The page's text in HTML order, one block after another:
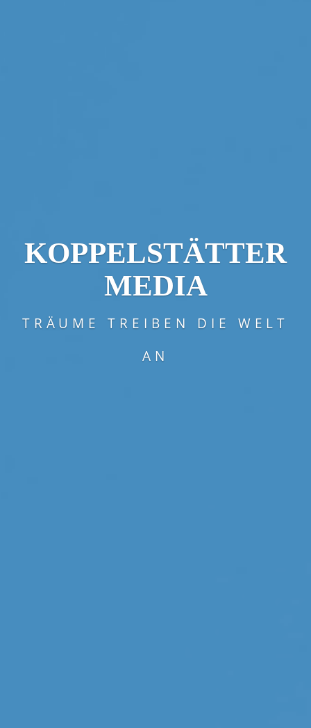
KOPPELSTÄTTER
MEDIA
TRÄUME TREIBEN DIE WELT
AN